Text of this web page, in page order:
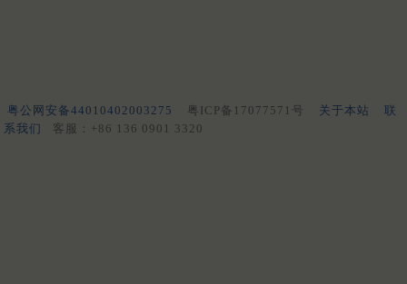
粤公网安备44010402003275 粤ICP备17077571号 关于本站
联
系我们
客服：+86 136 0901 3320